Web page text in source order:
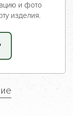
и фото
изделия.